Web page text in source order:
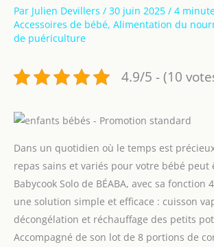
Par Julien Devillers / 30 juin 2025 / 4
Accessoires de bébé, Alimentation du
de puériculture
4.9/5 - (10
Dans un quotidien où le temps est
repas sains et variés pour votre bébé peut
Babycook Solo de BÉABA, avec sa fonction
une solution simple et efficace : cuisson
décongélation et réchauffage des petits
Accompagné de son lot de 8 portions de